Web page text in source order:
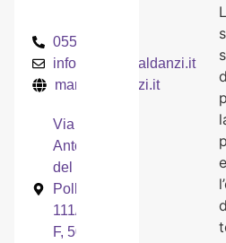
0550946200
info@marcobaldanzi.it
marcobaldanzi.it
Via
Antonio
del
Pollaiolo,
111/ D-E-
F, 50142
e